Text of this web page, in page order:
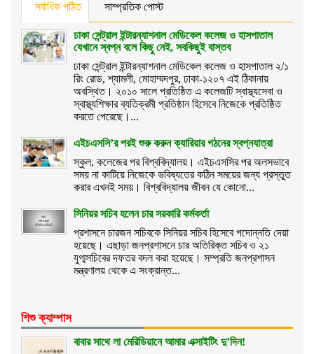
সর্বাধিক পঠিত সাম্প্রতিক পোস্ট
ঢাকা সেন্ট্রাল ইন্টারন্যাশনাল মেডিকেল কলেজ ও হাসপাতাল
যেখানে স্বপ্ন বলে কিছু নেই, সবকিছুই বাস্তব
ঢাকা সেন্ট্রাল ইন্টারন্যাশনাল মেডিকেল কলেজ ও হাসপাতাল ২/১
রিং রোড, শ্যামলী, মোহাম্মদপুর, ঢাকা-১২০৭ এই ঠিকানায়
অবস্থিত। ২০১০ সালে প্রতিষ্ঠিত এ কলেজটি স্বাস্থ্যসেবা ও
স্বাস্থ্যশিক্ষার ব্যতিক্রমী প্রতিষ্ঠান হিসেবে নিজেকে প্রতিষ্ঠিত
করতে পেরেছে।...
এইচএসসি’র পরই শুরু করুন ক্যারিয়ার গঠনের স্বপ্নযাত্রা
স্কুল, কলেজের পর বিশ্ববিদ্যালয়। এইচএসসির পর অলসভাবে
সময় না কাটিয়ে নিজেকে ভবিষ্যতের কঠিন সময়ের জন্য প্রস্তুত
করার এখনই সময়। বিশ্ববিদ্যালয় জীবন যে কোনো...
সিনিয়র সচিব হলেন চার সরকারি কর্মকর্তা
প্রশাসনে চারজন সচিবকে সিনিয়র সচিব হিসেবে পদোন্নতি দেয়া
হয়েছে। এছাড়া জনপ্রশাসনে চার অতিরিক্ত সচিব ও ২১
যুগ্মসচিবের দফতর বদল করা হয়েছে। সম্প্রতি জনপ্রশাসন
মন্ত্রণালয় থেকে এ সংক্রান্ত...
শিশু ক্যাম্পাস
বাবার সাথে লা মেরিডিয়ানে আমার এক্সাইটিং দু’দিন!